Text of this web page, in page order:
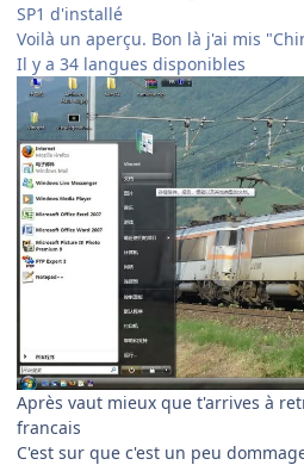
SP1 d'installé
Voilà un aperçu. Bon là j'ai mis
Il y a 34 langues disponibles
Après vaut mieux que t'arrives à
francais
C'est sur que c'est un peu